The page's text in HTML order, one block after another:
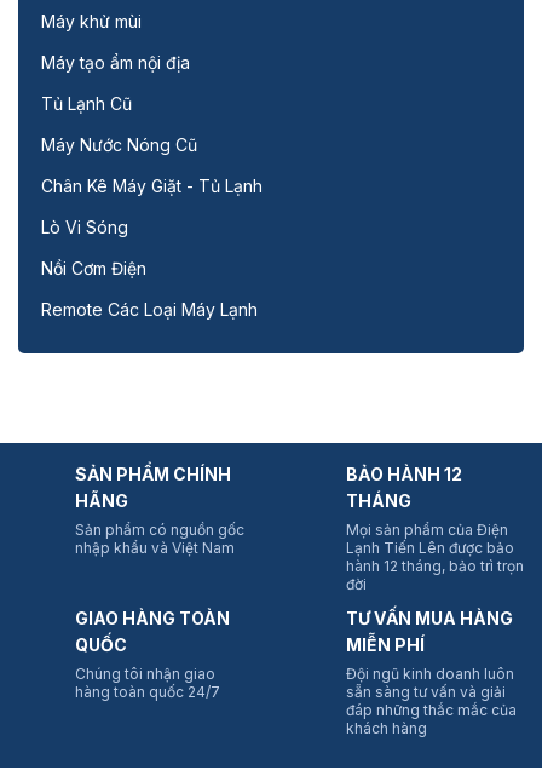
Máy khử mùi
Máy tạo ẩm nội địa
Tủ Lạnh Cũ
Máy Nước Nóng Cũ
Chân Kê Máy Giặt - Tủ Lạnh
Lò Vi Sóng
Nồi Cơm Điện
Remote Các Loại Máy Lạnh
SẢN PHẨM CHÍNH
HÃNG
Sản phẩm có nguồn gốc
nhập khẩu và Việt Nam
BẢO HÀNH 12
THÁNG
Mọi sản phẩm của Điện
Lạnh Tiến Lên được bảo
hành 12 tháng, bảo trì trọn
đời
GIAO HÀNG TOÀN
QUỐC
Chúng tôi nhận giao
hàng toàn quốc 24/7
TƯ VẤN MUA HÀNG
MIỄN PHÍ
Đội ngũ kinh doanh luôn
sẵn sàng tư vấn và giải
đáp những thắc mắc của
khách hàng